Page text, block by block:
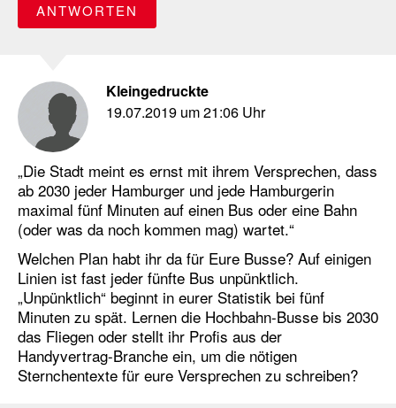
ANTWORTEN
Kleingedruckte
19.07.2019 um 21:06 Uhr
„Die Stadt meint es ernst mit ihrem Versprechen, dass
ab 2030 jeder Hamburger und jede Hamburgerin
maximal fünf Minuten auf einen Bus oder eine Bahn
(oder was da noch kommen mag) wartet.“
Welchen Plan habt ihr da für Eure Busse? Auf einigen
Linien ist fast jeder fünfte Bus unpünktlich.
„Unpünktlich“ beginnt in eurer Statistik bei fünf
Minuten zu spät. Lernen die Hochbahn-Busse bis 2030
das Fliegen oder stellt ihr Profis aus der
Handyvertrag-Branche ein, um die nötigen
Sternchentexte für eure Versprechen zu schreiben?